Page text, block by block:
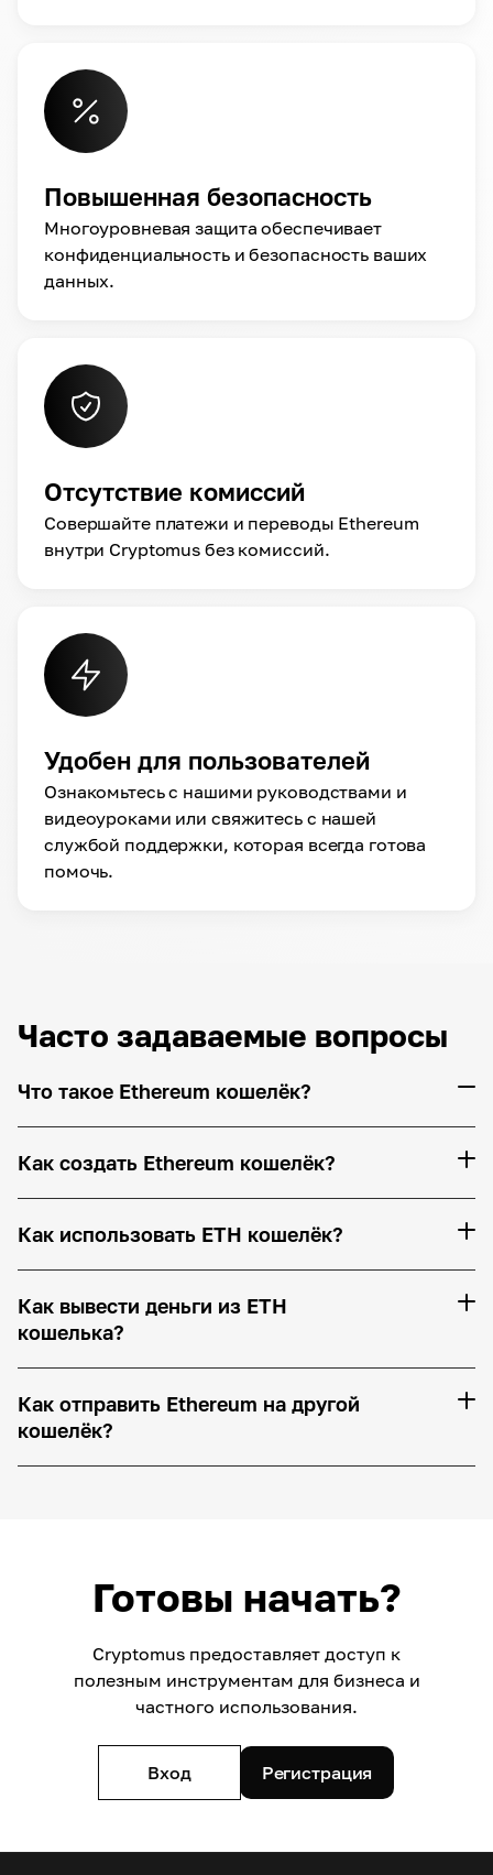
Повышенная безопасность
Многоуровневая защита обеспечивает
конфиденциальность и безопасность ваших
данных.
Отсутствие комиссий
Совершайте платежи и переводы Ethereum
внутри Cryptomus без комиссий.
Удобен для пользователей
Ознакомьтесь с нашими руководствами и
видеоуроками или свяжитесь с нашей
службой поддержки, которая всегда готова
помочь.
Часто задаваемые вопросы
Что такое Ethereum кошелёк?
Как создать Ethereum кошелёк?
Как использовать ETH кошелёк?
Как вывести деньги из ETH
кошелька?
Как отправить Ethereum на другой
кошелёк?
Готовы начать?
Cryptomus предоставляет доступ к
полезным инструментам для бизнеса и
частного использования.
Вход Регистрация